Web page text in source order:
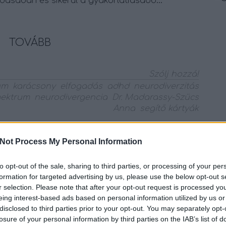
Process My Personal Information
opt-out of the sale, sharing to third parties, or processing of your
for targeted advertising by us, please use the below opt-out
selection. Please note that after your opt-out request is processed
interest-based ads based on personal information utilized by us
to third parties prior to your opt-out. You may separately
of your personal information by third parties on the IAB’s list of
TOVÁBB
Szólj hozzá!
karácsony elfogadás adhd
neurodiverzitás
neurodivergencia
Dr. Madarassy-Szücs
Anna
segítő kártyák
ami még túl nagy, de
Gondolatok a diagnózis utáni
AuDHD-s szemmel